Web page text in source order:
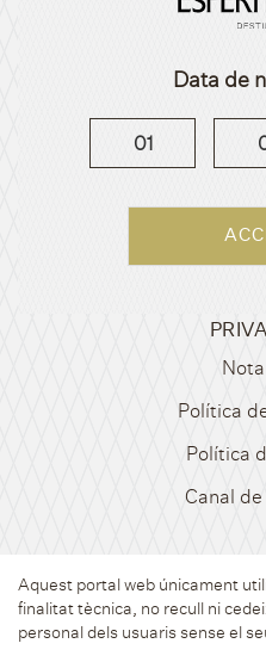
Aquest portal web únicament
finalitat tècnica, no recull ni
personal dels usuaris sense el
Data de
01
Política
Política
Canal